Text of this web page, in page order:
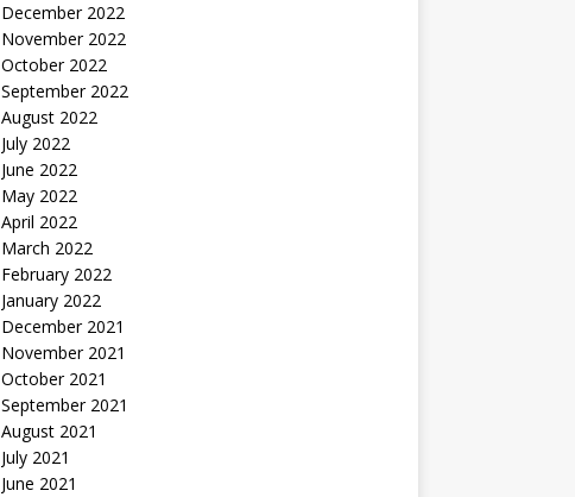
December 2022
November 2022
October 2022
September 2022
August 2022
July 2022
June 2022
May 2022
April 2022
March 2022
February 2022
January 2022
December 2021
November 2021
October 2021
September 2021
August 2021
July 2021
June 2021